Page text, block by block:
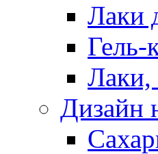
Лаки
Гель-
Лаки,
Дизайн